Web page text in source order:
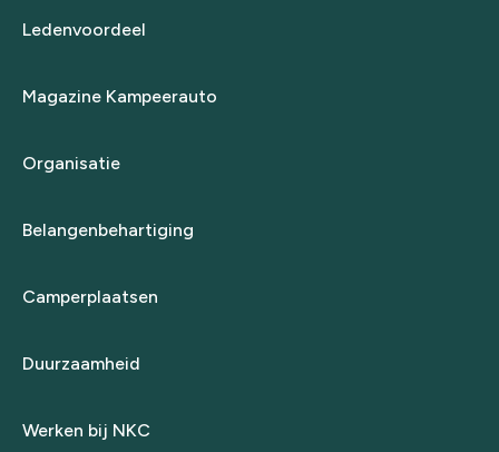
Ledenvoordeel
Magazine Kampeerauto
Organisatie
Belangenbehartiging
Camperplaatsen
Duurzaamheid
Werken bij NKC